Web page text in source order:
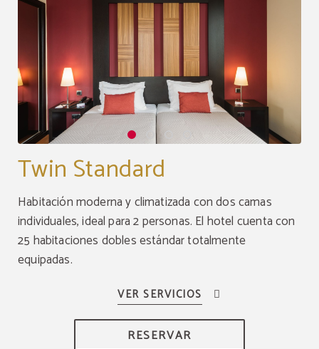
Twin Standard
Habitación moderna y climatizada con dos camas
individuales, ideal para 2 personas. El hotel cuenta con
25 habitaciones dobles estándar totalmente
equipadas.
RESERVAR